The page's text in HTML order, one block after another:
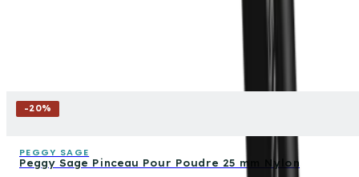
-20%
PEGGY SAGE
Peggy Sage Pinceau Pour Poudre 25 mm Nylon